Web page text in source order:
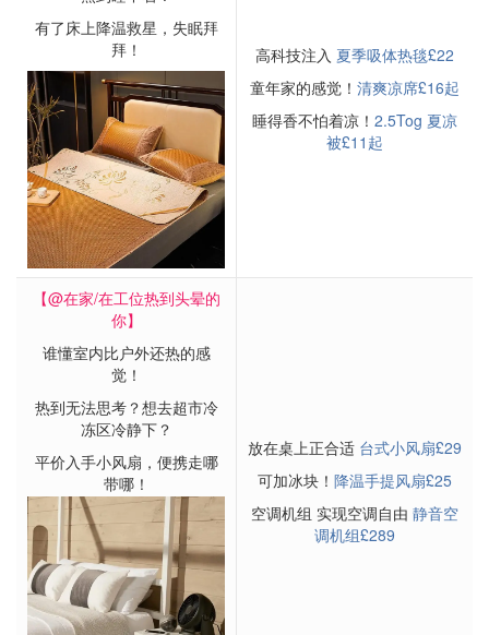
有了床上降温救星，失眠拜
拜！
高科技注入 夏季吸体热毯£22
童年家的感觉！ 清爽凉席£16起
睡得香不怕着凉！ 2.5Tog 夏凉
被£11起
【@在家/在工位热到头晕的
你】
谁懂室内比户外还热的感
觉！
热到无法思考？想去超市冷
冻区冷静下？
平价入手小风扇，便携走哪
带哪！
放在桌上正合适 台式小风扇£29
可加冰块！ 降温手提风扇£25
空调机组 实现空调自由 静音空
调机组£289